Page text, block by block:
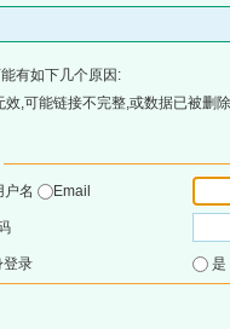
有如下几个原因:
,可能链接不完整,或数据已被删
户名
Email
登录